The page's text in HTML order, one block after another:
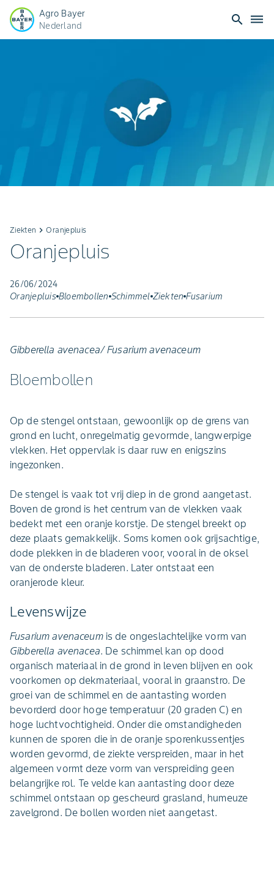
Agro Bayer
Nederland
search dehaze
Ziekten keyboard_arrow_rightOranjepluis
Oranjepluis
26/06/2024
Oranjepluis Bloembollen Schimmel Ziekten Fusarium
Gibberella avenacea/ Fusarium avenaceum
Bloembollen
Op de stengel ontstaan, gewoonlijk op de grens van
grond en lucht, onregelmatig gevormde, langwerpige
vlekken. Het oppervlak is daar ruw en enigszins
ingezonken.
De stengel is vaak tot vrij diep in de grond aangetast.
Boven de grond is het centrum van de vlekken vaak
bedekt met een oranje korstje. De stengel breekt op
deze plaats gemakkelijk. Soms komen ook grijsachtige,
dode plekken in de bladeren voor, vooral in de oksel
van de onderste bladeren. Later ontstaat een
oranjerode kleur.
Levenswijze
Fusarium avenaceumis de ongeslachtelijke vorm van
Gibberella avenacea. De schimmel kan op dood
organisch materiaal in de grond in leven blijven en ook
voorkomen op dekmateriaal, vooral in graanstro. De
groei van de schimmel en de aantasting worden
bevorderd door hoge temperatuur (20 graden C) en
hoge luchtvochtigheid. Onder die omstandigheden
kunnen de sporen die in de oranje sporenkussentjes
worden gevormd, de ziekte verspreiden, maar in het
algemeen vormt deze vorm van verspreiding geen
belangrijke rol. Te velde kan aantasting door deze
schimmel ontstaan op gescheurd grasland, humeuze
zavelgrond. De bollen worden niet aangetast.